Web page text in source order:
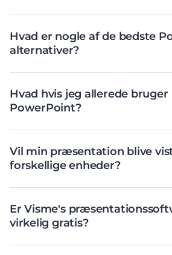
Hvad er nogle af de bedste
alternativer?
Hvad hvis jeg allerede bruger
PowerPoint?
Vil min præsentation blive
forskellige enheder?
Er Visme's
virkelig gratis?